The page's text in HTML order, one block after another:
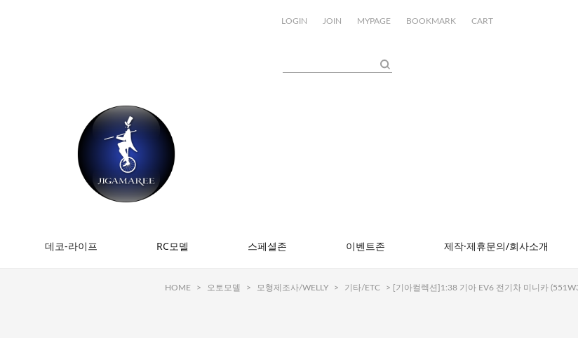
LOGIN JOIN MYPAGE BOOKMARK CART
데코-라이프 RC모델 스페셜존 이벤트존 제작·제휴문의/회사소개
HOME > 오토모델 > 모형제조사/WELLY > 기타/ETC > [기아컬렉션]1:38 기아 EV6 전기차 미니카